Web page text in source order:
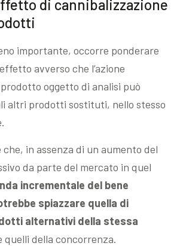
di cannibalizzazione
importante, occorre ponderare
avverso che l’azione
oggetto di analisi può
altri prodotti sostituti, nello stesso
in assenza di un aumento del
da parte del mercato in quel
incrementale del bene
spiazzare quella di
alternativi della stessa
quelli della concorrenza.